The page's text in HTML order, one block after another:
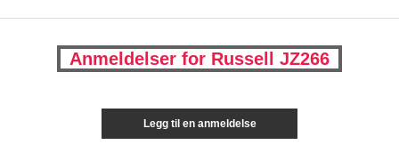
Anmeldelser for Russell JZ266
Legg til en anmeldelse